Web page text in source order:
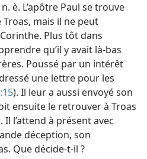
è. L’apôtre Paul se trouve
mais il ne peut
Plus tôt dans
qu’il y avait là-bas
Poussé par un intérêt
une lettre pour les
). Il leur a aussi envoyé son
ensuite le retrouver à Troas
l’attend à présent avec
déception, son
Que décide-t-il ?